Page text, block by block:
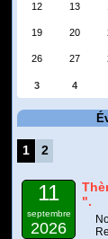
12 13
19 20
26 27
3 4
1 2
11
septembre
2026
".